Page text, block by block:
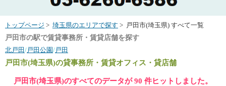
トップページ > 埼玉県のエリアで探す > 戸田市(埼玉県) すべて一覧
戸田市の駅で賃貸事務所・賃貸店舗を探す
北戸田 /戸田公園/戸田
戸田市(埼玉県)の貸事務所・賃貸オフィス・貸店舗
戸田市(埼玉県)のすべてのデータが 90 件ヒットしました。